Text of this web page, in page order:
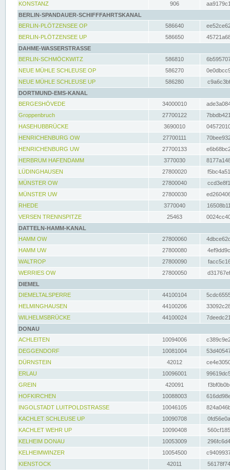
KONSTANZ
906
BERLIN-SPANDAUER-SCHIFFFAHRTSKANAL
BERLIN-PLÖTZENSEE OP
586640
BERLIN-PLÖTZENSEE UP
586650
DAHME-WASSERSTRASSE
BERLIN-SCHMÖCKWITZ
586810
NEUE MÜHLE SCHLEUSE OP
586270
NEUE MÜHLE SCHLEUSE UP
586280
DORTMUND-EMS-KANAL
BERGESHÖVEDE
34000010
Groppenbruch
27700122
HASEHUBBRÜCKE
3690010
HENRICHENBURG OW
27700111
HENRICHENBURG UW
27700133
HERBRUM HAFENDAMM
3770030
LÜDINGHAUSEN
27800020
MÜNSTER OW
27800040
MÜNSTER UW
27800030
RHEDE
3770040
VERSEN TRENNSPITZE
25463
DATTELN-HAMM-KANAL
HAMM OW
27800060
HAMM UW
27800080
WALTROP
27800090
WERRIES OW
27800050
DIEMEL
DIEMELTALSPERRE
44100104
HELMINGHAUSEN
44100206
WILHELMSBRÜCKE
44100024
DONAU
ACHLEITEN
10094006
DEGGENDORF
10081004
DÜRNSTEIN
42012
ERLAU
10096001
GREIN
420091
HOFKIRCHEN
10088003
INGOLSTADT LUITPOLDSTRASSE
10046105
KACHLET SCHLEUSE UP
10090708
KACHLET WEHR UP
10090408
KELHEIM DONAU
10053009
KELHEIMWINZER
10054500
KIENSTOCK
42011